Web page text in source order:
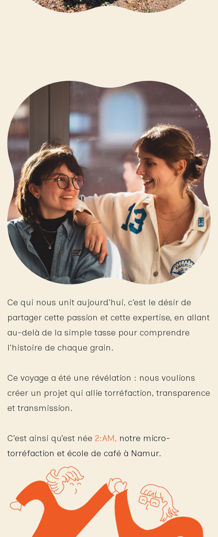
Ce qui nous unit aujourd’hui, c’est le désir de
partager cette passion et cette expertise, en allant
au-delà de la simple tasse pour comprendre
l’histoire de chaque grain.
Ce voyage a été une révélation : nous voulions
créer un projet qui allie torréfaction, transparence
et transmission.
C’est ainsi qu’est née 2:AM, notre micro-
torréfaction et école de café à Namur.